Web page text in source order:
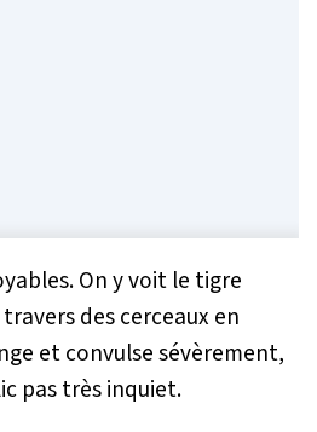
On y voit le tigre
des cerceaux en
et convulse sévèrement,
pas très inquiet.